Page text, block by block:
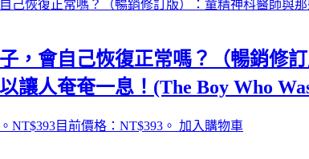
，會自己恢復正常嗎？（暢銷修
讓人奄奄一息！(The Boy Who
NT$393目前價格：NT$393。 加入購物車